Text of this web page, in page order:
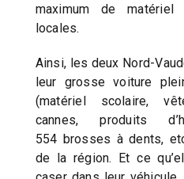
maximum de
locales.
Ainsi, les deux Nord-
leur grosse voiture
(matériel scolaire,
cannes, produits
554 brosses à dents,
de la région. Et ce